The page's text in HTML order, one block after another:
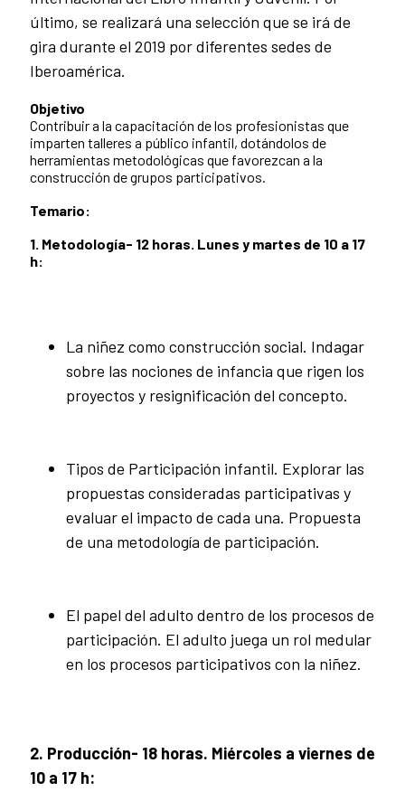
último, se realizará una selección que se irá de
gira durante el 2019 por diferentes sedes de
Iberoamérica.
Objetivo
Contribuir a la capacitación de los profesionistas que
imparten talleres a público infantil, dotándolos de
herramientas metodológicas que favorezcan a la
construcción de grupos participativos.
Temario:
1. Metodología- 12 horas. Lunes y martes de 10 a 17
h:
La niñez como construcción social. Indagar
sobre las nociones de infancia que rigen los
proyectos y resignificación del concepto.
Tipos de Participación infantil. Explorar las
propuestas consideradas participativas y
evaluar el impacto de cada una. Propuesta
de una metodología de participación.
El papel del adulto dentro de los procesos de
participación. El adulto juega un rol medular
en los procesos participativos con la niñez.
2. Producción- 18 horas. Miércoles a viernes de
10 a 17 h: